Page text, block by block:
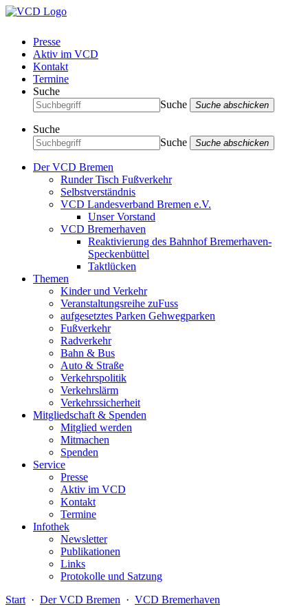
Presse
Aktiv im VCD
Kontakt
Termine
Suche
Suche
Suche abschicken
Suche
Suche
Suche abschicken
Der VCD Bremen
Runder Tisch Fußverkehr
Selbstverständnis
VCD Landesverband Bremen e.V.
Unser Vorstand
VCD Bremerhaven
Reaktivierung des Bahnhof Bremerhaven-
Speckenbüttel
Taktlücken
Themen
Kinder und Verkehr
Veranstaltungsreihe zuFuss
aufgesetztes Parken Gehwegparken
Fußverkehr
Radverkehr
Bahn & Bus
Auto & Straße
Verkehrspolitik
Verkehrslärm
Verkehrssicherheit
Mitgliedschaft & Spenden
Mitglied werden
Mitmachen
Spenden
Service
Presse
Aktiv im VCD
Kontakt
Termine
Infothek
Newsletter
Publikationen
Links
Protokolle und Satzung
Start · Der VCD Bremen · VCD Bremerhaven